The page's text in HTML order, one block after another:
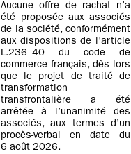
Aucune offre de rachat n’a
été proposée aux associés
de la société, conformément
aux dispositions de l’article
L.236–40 du code de
commerce français, dès lors
que le projet de traité de
transformation
transfrontalière a été
arrêtée à l’unanimité des
associés, aux termes d’un
procès-verbal en date du
6 août 2026.